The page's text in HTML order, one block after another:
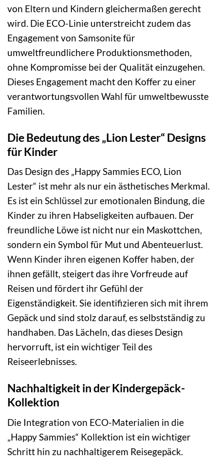
von Eltern und Kindern gleichermaßen gerecht
wird. Die ECO-Linie unterstreicht zudem das
Engagement von Samsonite für
umweltfreundlichere Produktionsmethoden,
ohne Kompromisse bei der Qualität einzugehen.
Dieses Engagement macht den Koffer zu einer
verantwortungsvollen Wahl für umweltbewusste
Familien.
Die Bedeutung des „Lion Lester“ Designs
für Kinder
Das Design des „Happy Sammies ECO, Lion
Lester“ ist mehr als nur ein ästhetisches Merkmal.
Es ist ein Schlüssel zur emotionalen Bindung, die
Kinder zu ihren Habseligkeiten aufbauen. Der
freundliche Löwe ist nicht nur ein Maskottchen,
sondern ein Symbol für Mut und Abenteuerlust.
Wenn Kinder ihren eigenen Koffer haben, der
ihnen gefällt, steigert das ihre Vorfreude auf
Reisen und fördert ihr Gefühl der
Eigenständigkeit. Sie identifizieren sich mit ihrem
Gepäck und sind stolz darauf, es selbstständig zu
handhaben. Das Lächeln, das dieses Design
hervorruft, ist ein wichtiger Teil des
Reiseerlebnisses.
Nachhaltigkeit in der Kindergepäck-
Kollektion
Die Integration von ECO-Materialien in die
„Happy Sammies“ Kollektion ist ein wichtiger
Schritt hin zu nachhaltigerem Reisegepäck.